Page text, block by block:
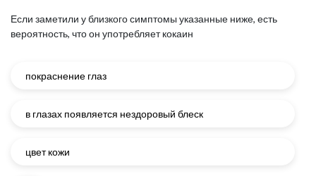
Если заметили у близкого симптомы указанные ниже, есть
вероятность, что он употребляет кокаин
покраснение глаз
в глазах появляется нездоровый блеск
цвет кожи